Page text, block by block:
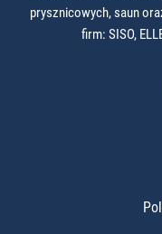
prysznicowych, saun
firm: SISO,